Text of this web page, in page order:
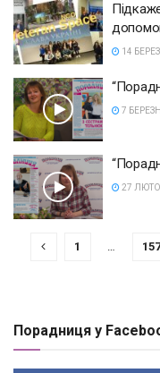
14
7
27
1 157
Порадниця у